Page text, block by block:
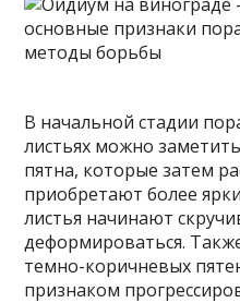
В начальной стадии
листьях можно
пятна, которые затем
приобретают более
листья начинают
деформироваться.
темно-коричневых
признаком